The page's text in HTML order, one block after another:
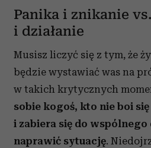
Panika i znikanie
i działanie
Musisz liczyć się z tym, że
będzie wystawiać was na
w takich krytycznych
sobie kogoś, kto nie boi
i zabiera się do wspólnego
naprawić sytuację.